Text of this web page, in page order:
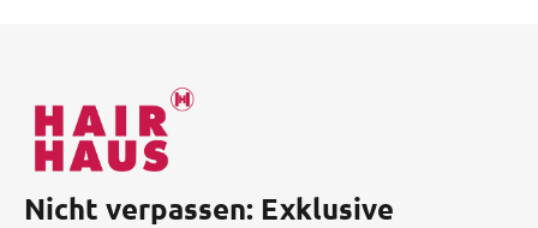
Nicht verpassen: Exklusive